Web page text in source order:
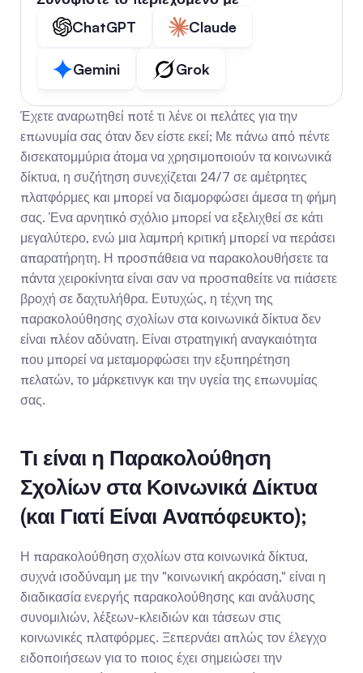
ChatGPT
Claude
Gemini Grok
Έχετε αναρωτηθεί ποτέ τι λένε οι πελάτες για την
επωνυμία σας όταν δεν είστε εκεί; Με πάνω από πέντε
δισεκατομμύρια άτομα να χρησιμοποιούν τα κοινωνικά
δίκτυα, η συζήτηση συνεχίζεται 24/7 σε αμέτρητες
πλατφόρμες και μπορεί να διαμορφώσει άμεσα τη φήμη
σας. Ένα αρνητικό σχόλιο μπορεί να εξελιχθεί σε κάτι
μεγαλύτερο, ενώ μια λαμπρή κριτική μπορεί να περάσει
απαρατήρητη. Η προσπάθεια να παρακολουθήσετε τα
πάντα χειροκίνητα είναι σαν να προσπαθείτε να πιάσετε
βροχή σε δαχτυλήθρα. Ευτυχώς, η τέχνη της
παρακολούθησης σχολίων στα κοινωνικά δίκτυα δεν
είναι πλέον αδύνατη. Είναι στρατηγική αναγκαιότητα
που μπορεί να μεταμορφώσει την εξυπηρέτηση
πελατών, το μάρκετινγκ και την υγεία της επωνυμίας
σας.
Τι είναι η Παρακολούθηση
Σχολίων στα Κοινωνικά Δίκτυα
(και Γιατί Είναι Αναπόφευκτο);
Η παρακολούθηση σχολίων στα κοινωνικά δίκτυα,
συχνά ισοδύναμη με την "κοινωνική ακρόαση," είναι η
διαδικασία ενεργής παρακολούθησης και ανάλυσης
συνομιλιών, λέξεων-κλειδιών και τάσεων στις
κοινωνικές πλατφόρμες. Ξεπερνάει απλώς τον έλεγχο
ειδοποιήσεων για το ποιος έχει σημειώσει την